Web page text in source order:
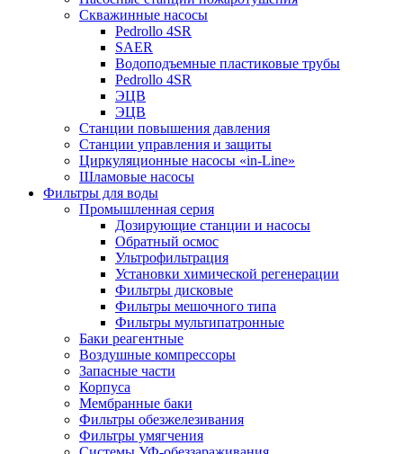
Скважинные насосы
Pedrollo 4SR
SAER
Водоподъемные пластиковые трубы
Pedrollo 4SR
ЭЦВ
ЭЦВ
Станции повышения давления
Станции управления и защиты
Циркуляционные насосы «in-Line»
Шламовые насосы
Фильтры для воды
Промышленная серия
Дозирующие станции и насосы
Обратный осмос
Ультрофильтрация
Установки химической регенерации
Фильтры дисковые
Фильтры мешочного типа
Фильтры мультипатронные
Баки реагентные
Воздушные компрессоры
Запасные части
Корпуса
Мембранные баки
Фильтры обезжелезивания
Фильтры умягчения